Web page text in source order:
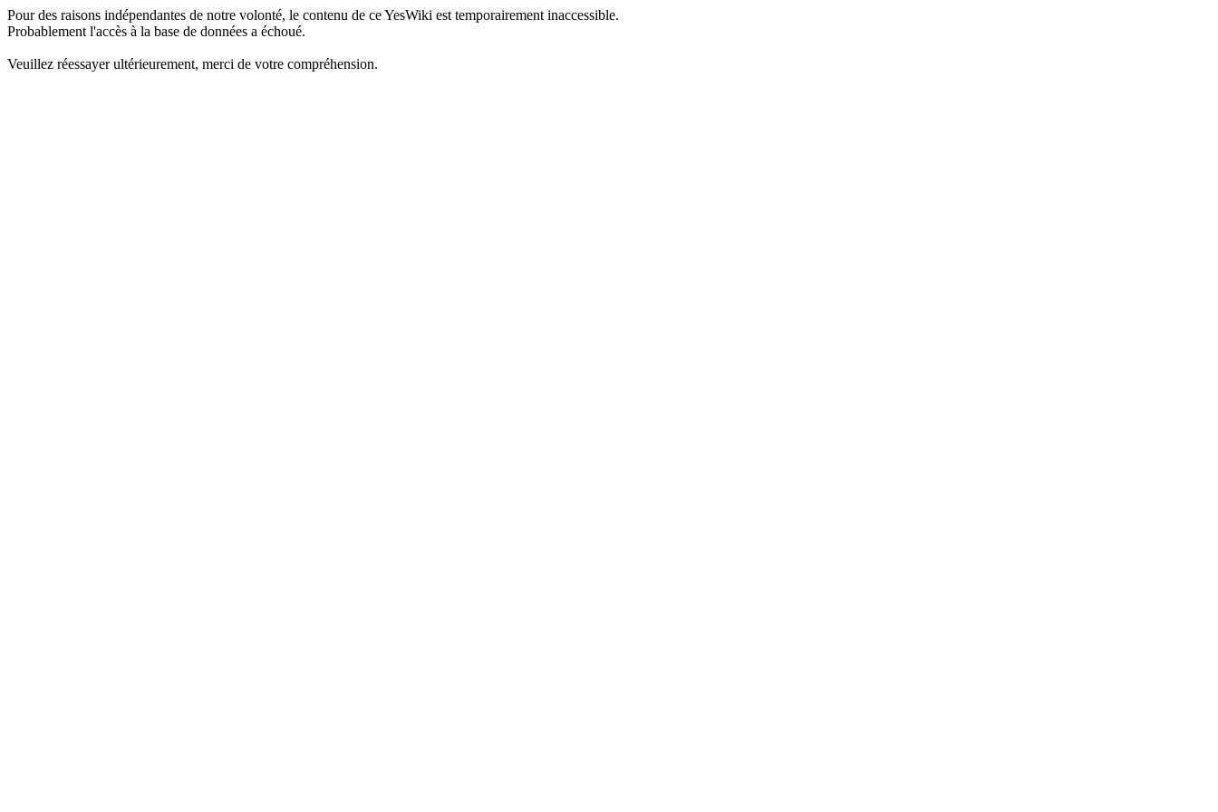
Pour des raisons indépendantes de notre volonté, le contenu de ce YesWiki est temporairement inaccessible.
Probablement l'accès à la base de données a échoué.
Veuillez réessayer ultérieurement, merci de votre compréhension.